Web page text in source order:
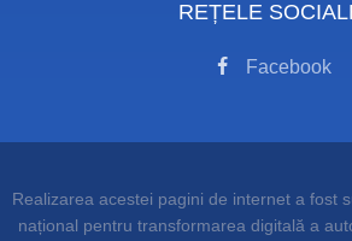
REȚELE
Facebook
Realizarea acestei pagini de internet a fost
național pentru transformarea digitală a